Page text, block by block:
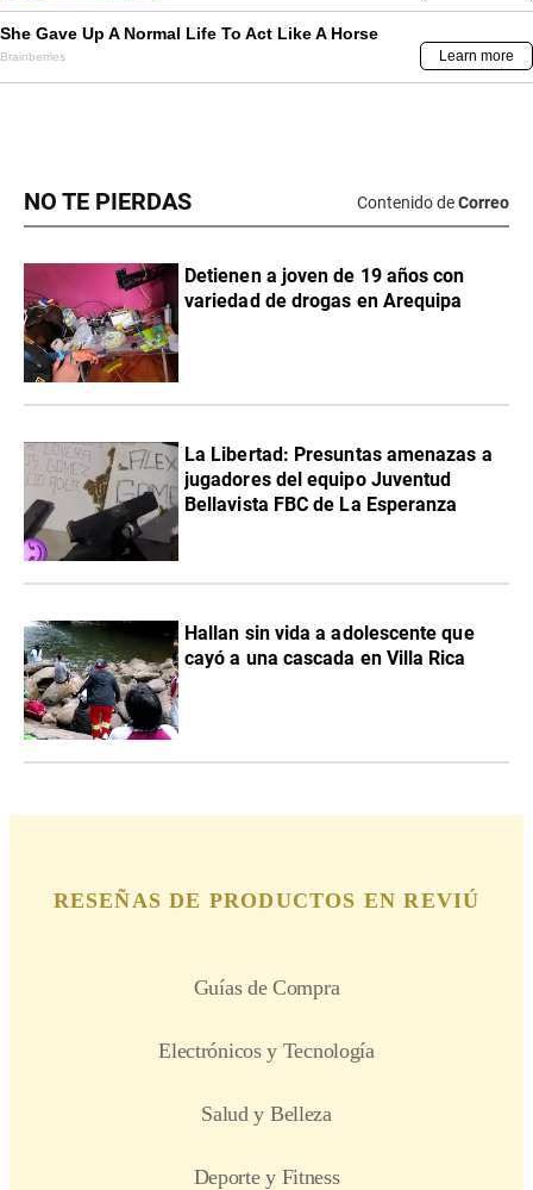
NO TE PIERDAS Contenido deCorreo
Detienen a joven de 19 años con
variedad de drogas en Arequipa
La Libertad: Presuntas amenazas a
jugadores del equipo Juventud
Bellavista FBC de La Esperanza
Hallan sin vida a adolescente que
cayó a una cascada en Villa Rica